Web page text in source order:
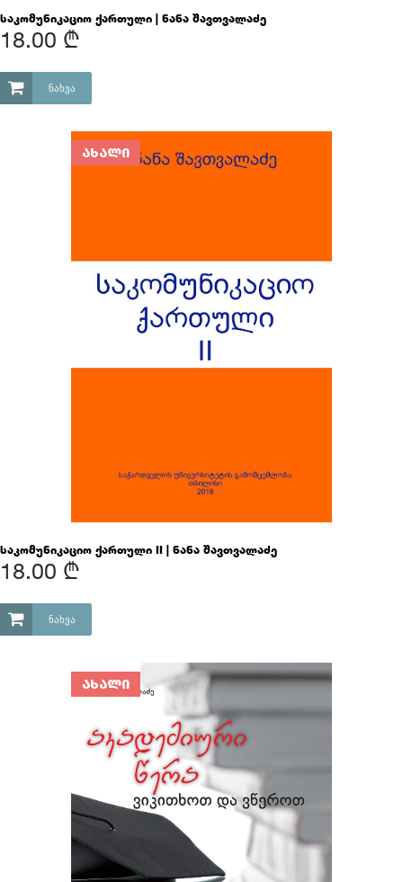
საკომუნიკაციო ქართული | ნანა შავთვალაძე
18.00 ₾
ᲜᲐᲮᲕᲐ
ᲐᲮᲐᲚᲘ
საკომუნიკაციო ქართული II | ნანა შავთვალაძე
18.00 ₾
ᲜᲐᲮᲕᲐ
ᲐᲮᲐᲚᲘ